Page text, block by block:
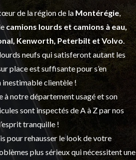
de la région de la Montérégie,
camions lourds et camions à eau,
Kenworth, Peterbilt et Volvo.
neufsqui satisferont autant les
place est suffisante pour s’en
inestimable clientèle !
à notredépartement usagéet son
sont inspectés de A à Z par nos
tranquille !
pour rehausser le look de votre
plus sérieux qui nécessitent une